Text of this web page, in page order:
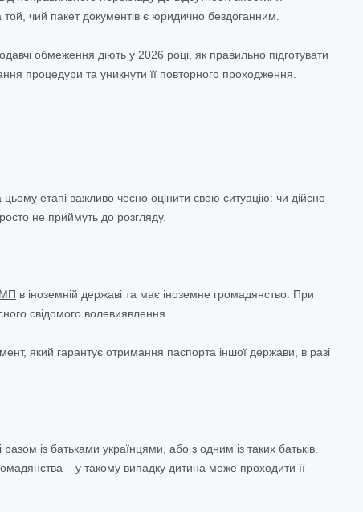
чий пакет документів є юридично бездоганним.
обмеження діють у 2026 році, як правильно підготувати
процедури та уникнути її повторного проходження.
етапі важливо чесно оцінити свою ситуацію: чи дійсно
не приймуть до розгляду.
в іноземній державі та має іноземне громадянство. При
свідомого волевиявлення.
який гарантує отримання паспорта іншої держави, в разі
із батьками українцями, або з одним із таких батьків.
– у такому випадку дитина може проходити її